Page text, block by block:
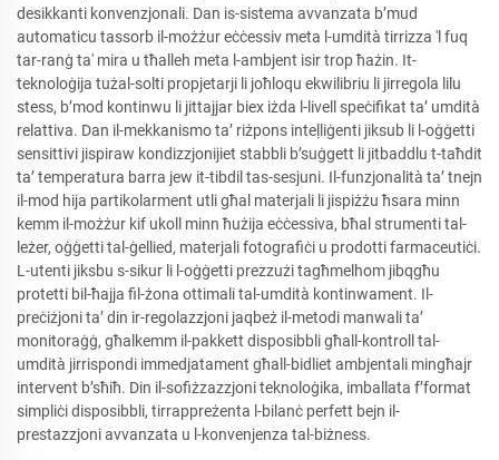
desikkanti konvenzjonali. Dan is-sistema avvanzata b’mud
automaticu tassorb il-możżur eċċessiv meta l-umdità tirrizza 'l fuq
tar-ranġ ta' mira u tħalleh meta l-ambjent isir trop ħażin. It-
teknoloġija tużal-solti propjetarji li joħloqu ekwilibriu li jirregola lilu
stess, b’mod kontinwu li jittajjar biex iżda l-livell speċifikat ta’ umdità
relattiva. Dan il-mekkanismo ta’ riżpons inteḷliġenti jiksub li l-oġġetti
sensittivi jispiraw kondizzjonijiet stabbli b’suġgett li jitbaddlu t-taħdit
ta’ temperatura barra jew it-tibdil tas-sesjuni. Il-funzjonalità ta’ tnejn
il-mod hija partikolarment utli għal materjali li jispiżżu ħsara minn
kemm il-możżur kif ukoll minn ħużija eċċessiva, bħal strumenti tal-
leżer, oġġetti tal-ġellied, materjali fotografiċi u prodotti farmaceutiċi.
L-utenti jiksbu s-sikur li l-oġġetti prezzużi tagħmelhom jibqgħu
protetti bil-ħajja fil-żona ottimali tal-umdità kontinwament. Il-
preċiżjoni ta’ din ir-regolazzjoni jaqbeż il-metodi manwali ta’
monitoraġġ, għalkemm il-pakkett disposibbli għall-kontroll tal-
umdità jirrispondi immedjatament għall-bidliet ambjentali mingħajr
intervent b’sħiħ. Din il-sofiżzazzjoni teknoloġika, imballata f’format
simpliċi disposibbli, tirrappreżenta l-bilanċ perfett bejn il-
prestazzjoni avvanzata u l-konvenjenza tal-biżness.